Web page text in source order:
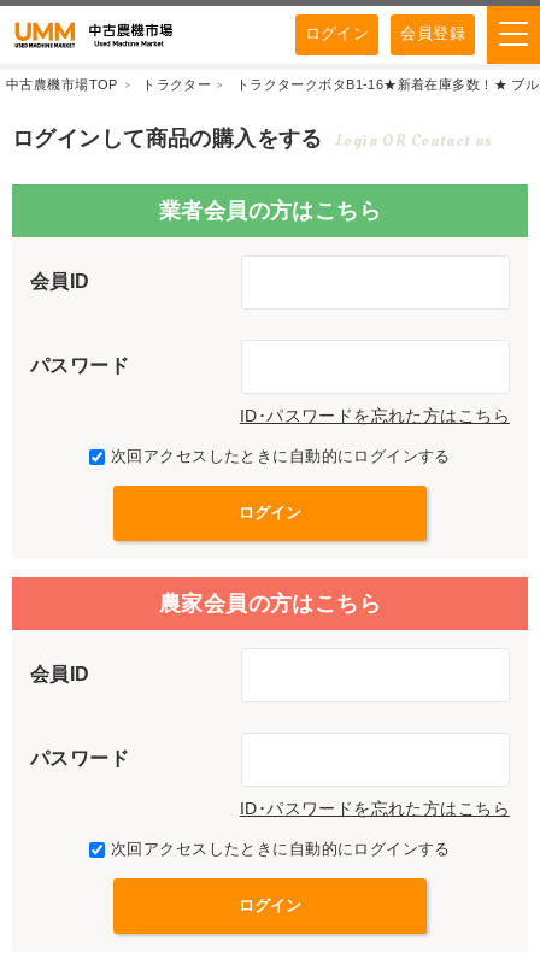
ログイン 会員登録
中古農機市場TOP トラクター トラクタークボタB1-16★新着在庫多数！★ ブ
ログインして商品の購入をする Login OR Contact us
業者会員の方はこちら
会員ID
パスワード
ID･パスワードを忘れた方はこちら
次回アクセスしたときに自動的にログインする
農家会員の方はこちら
会員ID
パスワード
ID･パスワードを忘れた方はこちら
次回アクセスしたときに自動的にログインする